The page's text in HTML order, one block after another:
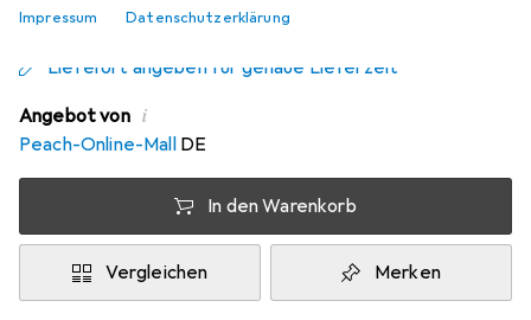
Impressum Datenschutzerklärung
Lieferort angeben für genaue Lieferzeit
Angebot von i
Peach-Online-Mall DE
In den Warenkorb
Vergleichen Merken